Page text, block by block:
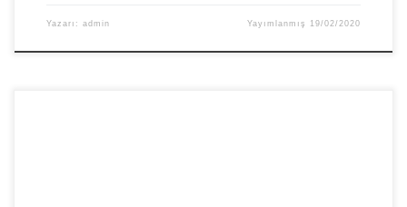
Yazarı: admin Yayımlanmış 19/02/2020